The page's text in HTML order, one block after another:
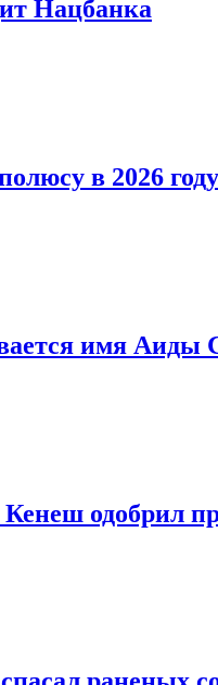
Нацбанка
в 2026 году
имя Аиды
одобрил